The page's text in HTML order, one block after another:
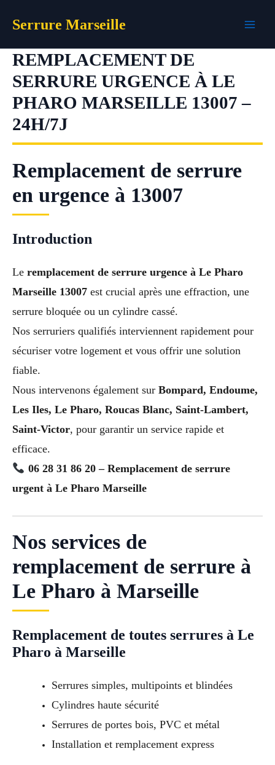
Serrure Marseille
REMPLACEMENT DE
SERRURE URGENCE À LE
PHARO MARSEILLE 13007 –
24H/7J
Remplacement de serrure
en urgence à 13007
Introduction
Le remplacement de serrure urgence à Le Pharo
Marseille 13007 est crucial après une effraction, une
serrure bloquée ou un cylindre cassé.
Nos serruriers qualifiés interviennent rapidement pour
sécuriser votre logement et vous offrir une solution
fiable.
Nous intervenons également sur Bompard, Endoume,
Les Iles, Le Pharo, Roucas Blanc, Saint-Lambert,
Saint-Victor, pour garantir un service rapide et
efficace.
06 28 31 86 20 – Remplacement de serrure
urgent à Le Pharo Marseille
Nos services de
remplacement de serrure à
Le Pharo à Marseille
Remplacement de toutes serrures à Le
Pharo à Marseille
Serrures simples, multipoints et blindées
Cylindres haute sécurité
Serrures de portes bois, PVC et métal
Installation et remplacement express